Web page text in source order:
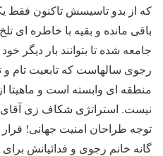
که از بدو تاسیسش تاکنون فقط
باقی مانده و بقیه با خاطره ای
جامعه شده تا بتوانند بار دیگر
رجوی سالهاست که تابعیت تام و
منطقه ای وابسته است و ماهیتا
نیست. استراتژی شکاف زی
توجه طراحان امنیت جهانی!
گانه خانم رجوی و فدائیانش